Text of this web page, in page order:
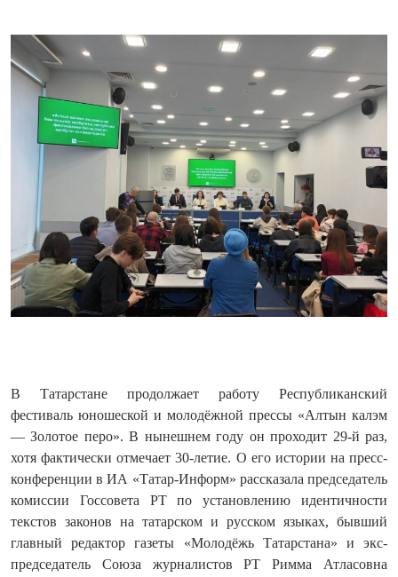
В Татарстане продолжает работу Республиканский
фестиваль юношеской и молодёжной прессы «Алтын калэм
— Золотое перо». В нынешнем году он проходит 29-й раз,
хотя фактически отмечает 30-летие. О его истории на пресс-
конференции в ИА «Татар-Информ» рассказала председатель
комиссии Госсовета РТ по установлению идентичности
текстов законов на татарском и русском языках, бывший
главный редактор газеты «Молодёжь Татарстана» и экс-
председатель Союза журналистов РТ Римма Атласовна